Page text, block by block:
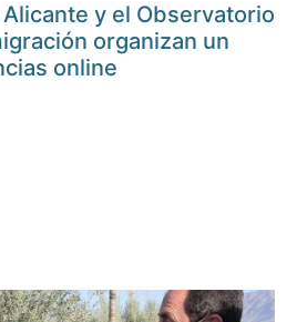
y el Observatorio
organizan un
online